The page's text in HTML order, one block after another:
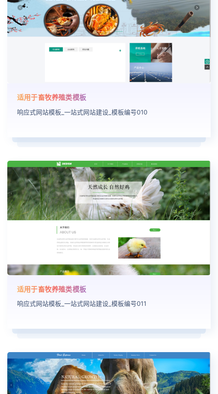
适用于畜牧养殖类模板
响应式网站模板_一站式网站建设_模板编号010
适用于畜牧养殖类模板
响应式网站模板_一站式网站建设_模板编号011